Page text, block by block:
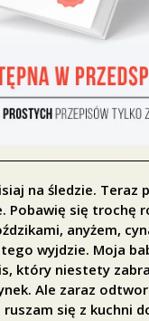
na śledzie. Teraz
Pobawię się trochę
anyżem,
wyjdzie. Moja
który niestety
Ale zaraz
się z kuchni